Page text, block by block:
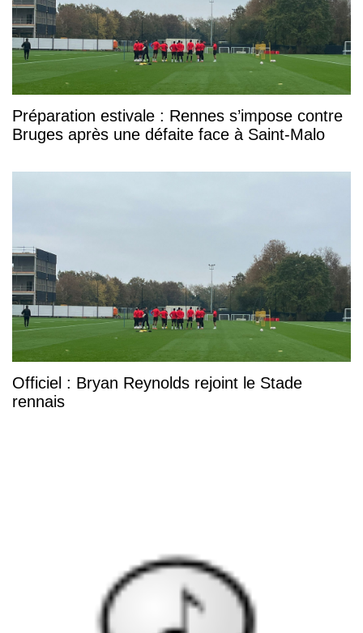
Préparation estivale : Rennes s’impose contre
Bruges après une défaite face à Saint-Malo
Officiel : Bryan Reynolds rejoint le Stade
rennais